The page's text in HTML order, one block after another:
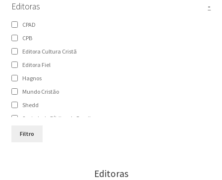
Graeme Goldsworthy
Editoras -
CPAD
CPB
Editora Cultura Cristã
Editora Fiel
Hagnos
Mundo Cristão
Shedd
Sociedade Bíblica do Brasil
Sociedade Bíblica Trinitariana do Brasil
Filtro
Editoras